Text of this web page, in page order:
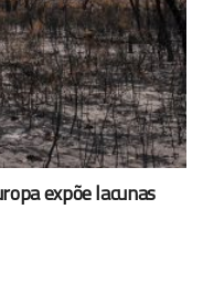
expõe lacunas